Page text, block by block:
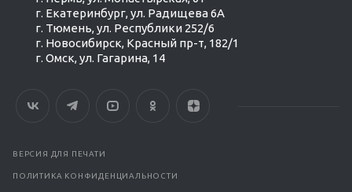
г. Екатеринбург, ул. Радищева 6А
г. Тюмень, ул. Республики 252/6
г. Новосибирск, Красный пр-т, 182/1
г. Омск, ул. ​Гагарина, 14
ВЕРСИЯ ДЛЯ ПЕЧАТИ
ПОЛИТИКА КОНФИДЕНЦИАЛЬНОСТИ